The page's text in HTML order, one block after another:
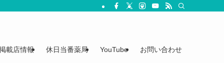
載店情報 休日当番薬局 YouTube お問い合わせ